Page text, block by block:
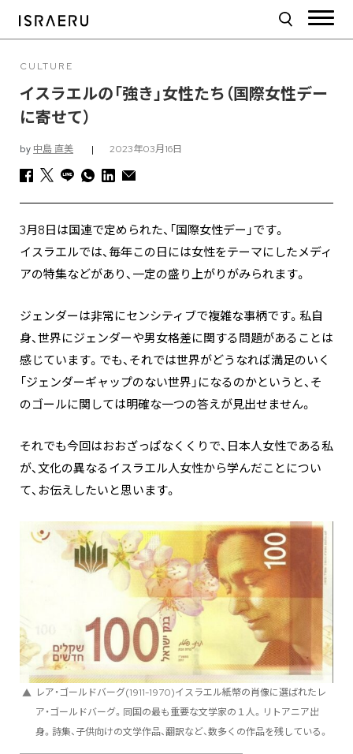
CULTURE
イスラエルの「強き」女性たち（国際女性デー
に寄せて）
by 中島 直美 | 2023年03月16日
3月8日は国連で定められた、「国際女性デー」です。
イスラエルでは、毎年この日には女性をテーマにしたメディ
アの特集などがあり、一定の盛り上がりがみられます。
ジェンダーは非常にセンシティブで複雑な事柄です。私自
身、世界にジェンダーや男女格差に関する問題があることは
感じています。でも、それでは世界がどうなれば満足のいく
「ジェンダーギャップのない世界」になるのかというと、そ
のゴールに関しては明確な一つの答えが見出せません。
それでも今回はおおざっぱなくくりで、日本人女性である私
が、文化の異なるイスラエル人女性から学んだことについ
て、お伝えしたいと思います。
レア・ゴールドバーグ(1911-1970)イスラエル紙幣の肖像に選ばれたレ
ア・ゴールドバーグ。同国の最も重要な文学家の１人。リトアニア出
身。詩集、子供向けの文学作品、翻訳など、数多くの作品を残している。